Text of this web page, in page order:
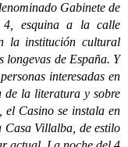
Gabinete de
4, esquina a la calle
la institución cultural
longevas de España. Y
interesadas en
de la literatura y sobre
Casino se instala en
Casa Villalba, de estilo